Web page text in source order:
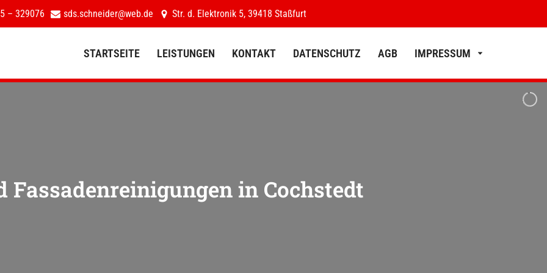
– 329076 sds.schneider@web.de Str. d. Elektronik 5, 39418 Staßfurt
STARTSEITE LEISTUNGEN KONTAKT DATENSCHUTZ AGB IMPRESSUM
Fassadenreinigungen in Cochstedt